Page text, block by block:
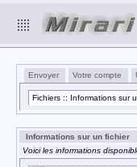
Envoyer Votre compte
Fichiers :: Informations sur
Informations sur un fichier
Voici les informations